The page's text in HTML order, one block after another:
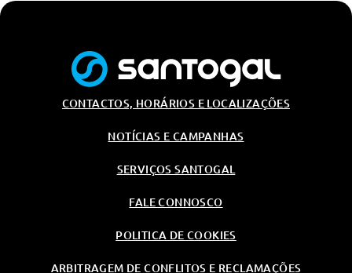
CONTACTOS, HORÁRIOS E LOCALIZAÇÕES
NOTÍCIAS E CAMPANHAS
SERVIÇOS SANTOGAL
FALE CONNOSCO
POLITICA DE COOKIES
ARBITRAGEM DE CONFLITOS E RECLAMAÇÕES